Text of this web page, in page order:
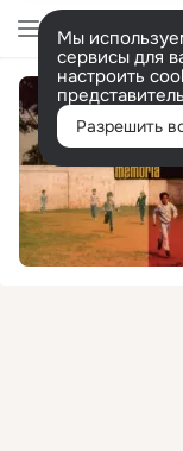
Мы
сервисы для
настроить
Разрешить